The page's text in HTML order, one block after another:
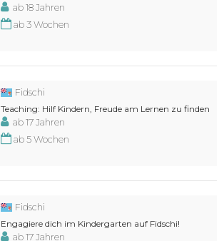
ab 18 Jahren
ab 3 Wochen
Fidschi
Teaching: Hilf Kindern, Freude am Lernen zu finden
ab 17 Jahren
ab 5 Wochen
Fidschi
Engagiere dich im Kindergarten auf Fidschi!
ab 17 Jahren